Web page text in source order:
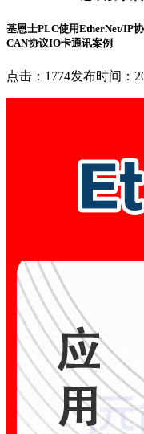
基恩士PLC使用EtherNet/IP
CAN协议IO卡通讯案例
点击：1774发布时间：